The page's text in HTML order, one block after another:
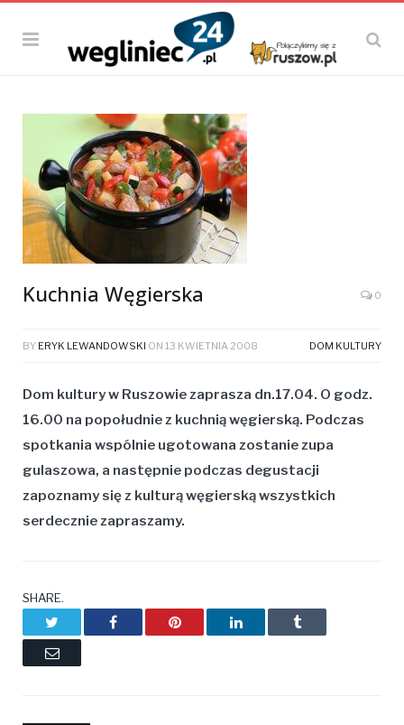
Kuchnia Węgierska 0
BY ERYK LEWANDOWSKI ON 13 KWIETNIA 2008 DOM KULTURY
Dom kultury w Ruszowie zaprasza dn.17.04. O godz.
16.00 na popołudnie z kuchnią węgierską. Podczas
spotkania wspólnie ugotowana zostanie zupa
gulaszowa, a następnie podczas degustacji
zapoznamy się z kulturą węgierską wszystkich
serdecznie zapraszamy.
SHARE.
TwitterFacebookPinterestLinkedInTumblr
Email